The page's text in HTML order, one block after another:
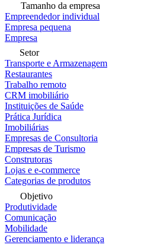
Tamanho da empresa
Empreendedor individual
Empresa pequena
Empresa
Setor
Transporte e Armazenagem
Restaurantes
Trabalho remoto
CRM imobiliário
Instituições de Saúde
Prática Jurídica
Imobiliárias
Empresas de Consultoria
Empresas de Turismo
Construtoras
Lojas e e-commerce
Categorias de produtos
Objetivo
Produtividade
Comunicação
Mobilidade
Gerenciamento e liderança